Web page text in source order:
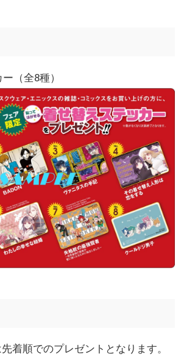
（全8種）
着順でのプレゼントとなります。